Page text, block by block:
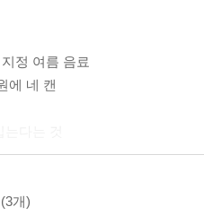
정 여름 음료
에 네 캔
는 패배감이 있다
(3개)